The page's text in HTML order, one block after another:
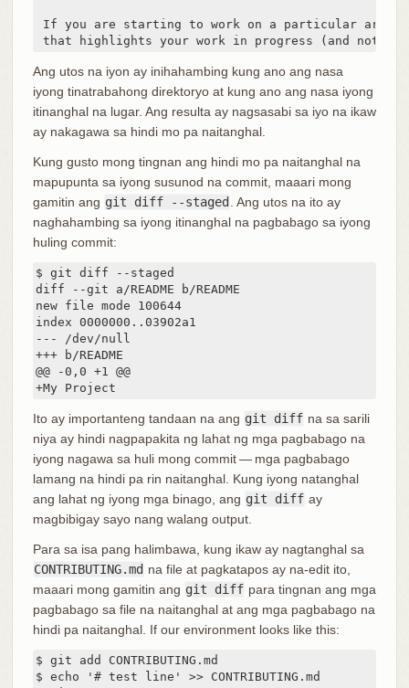
If you are starting to work on a particular area,
that highlights your work in progress (and
Ang utos na iyon ay inihahambing kung ano ang nasa
iyong tinatrabahong direktoryo at kung ano ang nasa iyong
itinanghal na lugar. Ang resulta ay nagsasabi sa iyo na ikaw
ay nakagawa sa hindi mo pa naitanghal.
Kung gusto mong tingnan ang hindi mo pa naitanghal na
mapupunta sa iyong susunod na commit, maaari mong
gamitin ang git diff --staged
. Ang utos na ito ay
naghahambing sa iyong itinanghal na pagbabago sa iyong
huling commit:
$ git diff --staged
diff --git a/README b/README
new file mode 100644
index 0000000..03902a1
--- /dev/null
+++ b/README
@@ -0,0 +1 @@
+My Project
Ito ay importanteng tandaan na ang git diff na sa sarili
niya ay hindi nagpapakita ng lahat ng mga pagbabago na
iyong nagawa sa huli mong commit — mga pagbabago
lamang na hindi pa rin naitanghal. Kung iyong natanghal
ang lahat ng iyong mga binago, ang git diff ay
magbibigay sayo nang walang output.
Para sa isa pang halimbawa, kung ikaw ay nagtanghal sa
CONTRIBUTING.md na file at pagkatapos ay na-edit ito,
maaari mong gamitin ang git diff para tingnan ang mga
pagbabago sa file na naitanghal at ang mga pagbabago na
hindi pa naitanghal. If our environment looks like this:
$ git add CONTRIBUTING.md
$ echo '# test line' >> CONTRIBUTING.md